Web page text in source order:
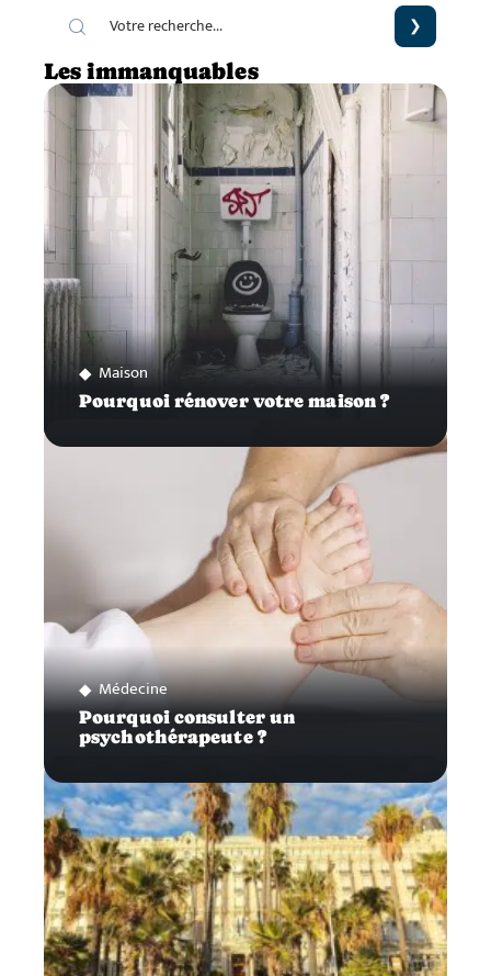
Les immanquables
Maison
Pourquoi rénover votre maison ?
Médecine
Pourquoi consulter un
psychothérapeute ?